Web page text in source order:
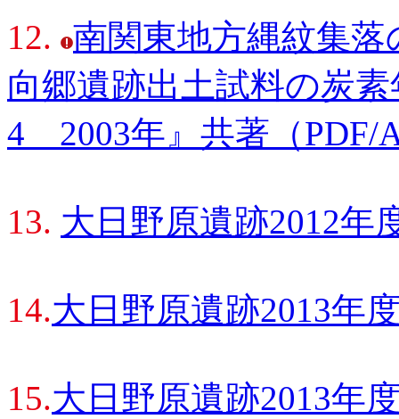
12.
南関東地方縄紋集落
向郷遺跡出土試料の炭
4 2003年』共著（PDF/
13. 大日野原遺跡2012年
14.大日野原遺跡2013年
15.大日野原遺跡2013年